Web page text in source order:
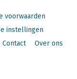
voorwaarden
instellingen
Contact Over ons